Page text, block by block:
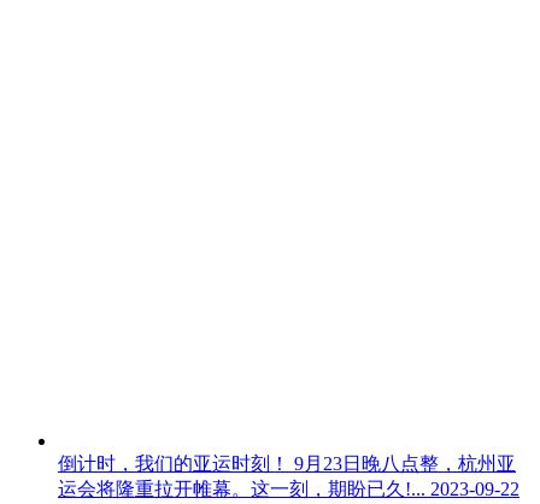
倒计时，我们的亚运时刻！
9月23日晚八点整，杭州亚
运会将隆重拉开帷幕。这一刻，期盼已久!... 2023-09-22